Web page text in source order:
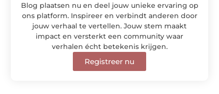
Blog plaatsen nu en deel jouw unieke ervaring op
ons platform. Inspireer en verbindt anderen door
jouw verhaal te vertellen. Jouw stem maakt
impact en versterkt een community waar
verhalen écht betekenis krijgen.
Registreer nu